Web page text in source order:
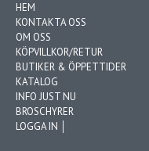
HEM
KONTAKTA OSS
OM OSS
KÖPVILLKOR/RETUR
BUTIKER & ÖPPETTIDER
KATALOG
INFO JUST NU
BROSCHYRER
LOGGA IN │